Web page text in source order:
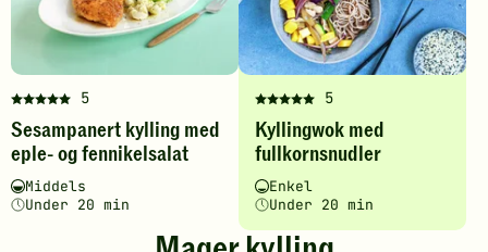
å
vurdering.
å
gi
din
vurdering.
5
Denne
oppskriften
har
fått
5
Sesampanert kylling med
eple- og fennikelsalat
Vanskelighetsgrad
Middels
Tilberedningstid
Under 20 min
fennikelsalat
5
Denne
oppskriften
har
fått
5
5
Kyllingwok med
fullkornsnudler
Vanskelighetsgrad
Enkel
Tilberedningstid
Under 20 min
til